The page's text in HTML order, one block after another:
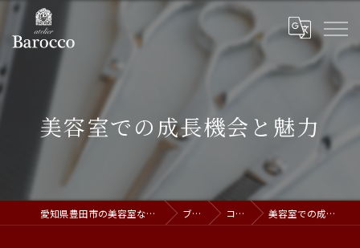
美容室での成長機会と魅力
愛知県豊田市の美容室ならatelier Barocco ブログ コラム 美容室での成長機会と魅力